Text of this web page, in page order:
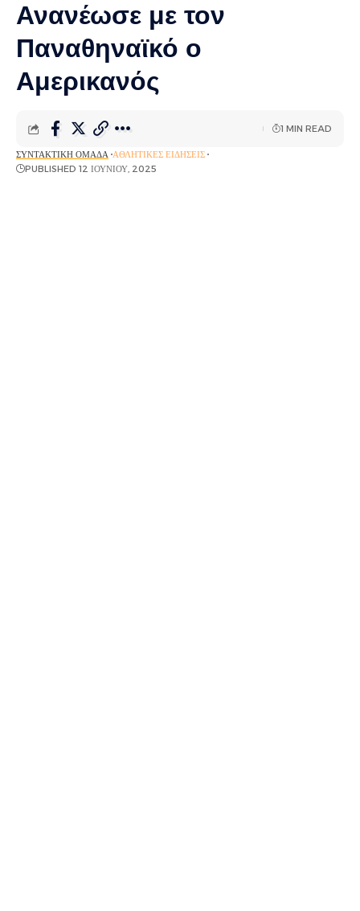
Ανανέωσε με τον
Παναθηναϊκό ο
Αμερικανός
ΣΥΝΤΑΚΤΙΚΉ ΟΜΆΔΑ ΑΘΛΗΤΙΚΈΣ ΕΙΔΉΣΕΙΣ
PUBLISHED 12 ΙΟΥΝΊΟΥ, 2025
1 MIN READ